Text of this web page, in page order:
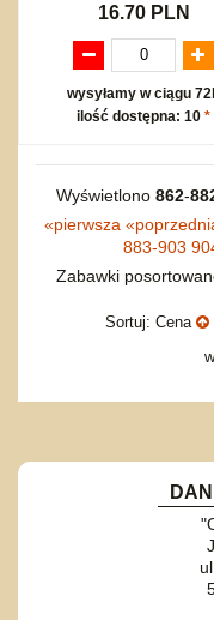
16.70 PLN
wysyłamy w ciągu
ilość dostępna: 10 *
Wyświetlono 862-
«pierwsza «
883-903
Zabawki
Sortuj: Cena